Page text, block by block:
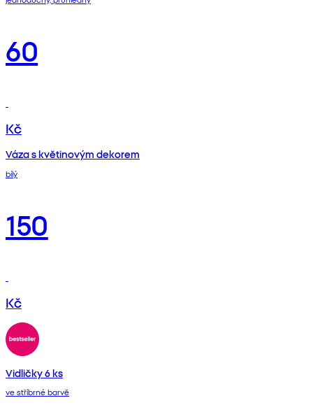
60
Kč
Váza s květinovým dekorem
bílý
150
Kč
Vidličky 6 ks
ve stříbrné barvě